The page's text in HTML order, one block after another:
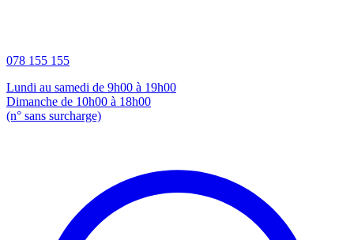
078 155 155
Lundi au samedi de 9h00 à 19h00
Dimanche de 10h00 à 18h00
(n° sans surcharge)